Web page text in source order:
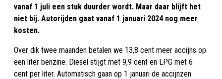
vanaf 1 juli een stuk duurder wordt. Maar daar blijft het
niet bij. Autorijden gaat vanaf 1 januari 2024 nog meer
kosten.
Over dik twee maanden betalen we 13,8 cent meer accijns op
een liter benzine. Diesel stijgt met 9,9 cent en LPG met 6
cent per liter. Automatisch gaan op 1 januari de accijnzen